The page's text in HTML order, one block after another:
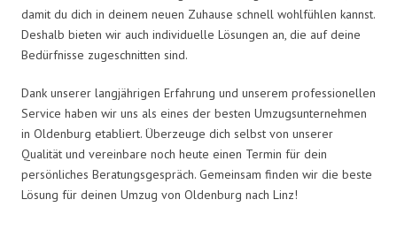
damit du dich in deinem neuen Zuhause schnell wohlfühlen kannst.
Deshalb bieten wir auch individuelle Lösungen an, die auf deine
Bedürfnisse zugeschnitten sind.
Dank unserer langjährigen Erfahrung und unserem professionellen
Service haben wir uns als eines der besten Umzugsunternehmen
in Oldenburg etabliert. Überzeuge dich selbst von unserer
Qualität und vereinbare noch heute einen Termin für dein
persönliches Beratungsgespräch. Gemeinsam finden wir die beste
Lösung für deinen Umzug von Oldenburg nach Linz!